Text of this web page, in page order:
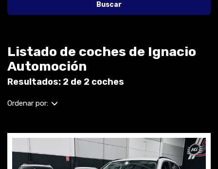
Buscar
Listado de coches de Ignacio
Automoción
Resultados: 2 de 2 coches
Ordenar por: